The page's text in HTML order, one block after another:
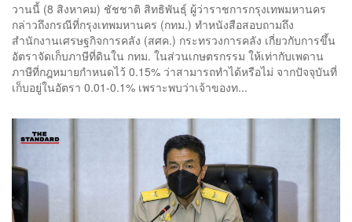
วานนี้ (8 สิงหาคม) ชัชชาติ สิทธิพันธุ์ ผู้ว่าราชการกรุงเทพมหานคร
กล่าวถึงกรณีที่กรุงเทพมหานคร (กทม.) ทำหนังสือสอบถามถึง
สำนักงานเศรษฐกิจการคลัง (สศค.) กระทรวงการคลัง เกี่ยวกับการขึ้น
อัตราจัดเก็บภาษีที่ดินใน กทม. ในส่วนเกษตรกรรม ให้เท่ากับเพดาน
ภาษีที่กฎหมายกำหนดไว้ 0.15% ว่าสามารถทำได้หรือไม่ จากปัจจุบันที่
เก็บอยู่ในอัตรา 0.01-0.1% เพราะพบว่าเจ้าของท...